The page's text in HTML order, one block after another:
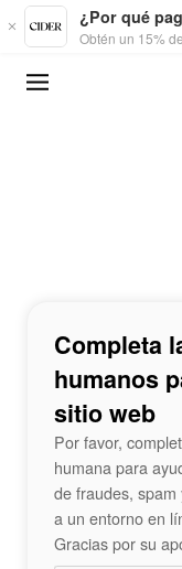
Skip to main content
¿Por qué
Obtén un 15%
Completa
humanos
sitio web
Por favor,
humana para
de fraudes,
a un entorno en
Gracias por su